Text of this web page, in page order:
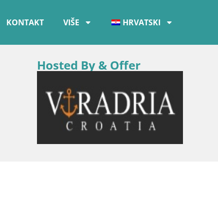
KONTAKT VIŠE HRVATSKI
Hosted By & Offer